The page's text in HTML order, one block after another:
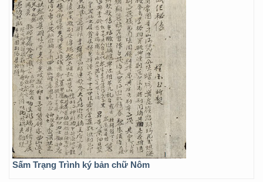
Sấm Trạng Trình ký bản chữ Nôm